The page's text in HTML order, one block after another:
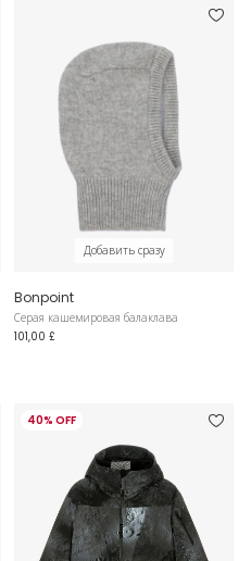
Добавить сразу
Bonpoint
Серая кашемировая балаклава
101,00 £
40% OFF